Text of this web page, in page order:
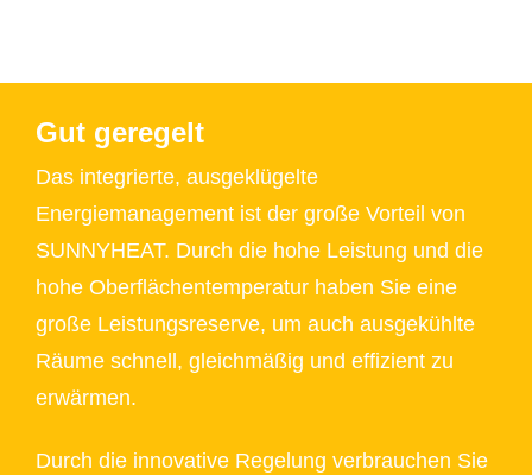
Gut geregelt
Das integrierte, ausgeklügelte
Energiemanagement ist der große Vorteil von
SUNNYHEAT. Durch die hohe Leistung und die
hohe Oberflächentemperatur haben Sie eine
große Leistungsreserve, um auch ausgekühlte
Räume schnell, gleichmäßig und effizient zu
erwärmen.
Durch die innovative Regelung verbrauchen Sie